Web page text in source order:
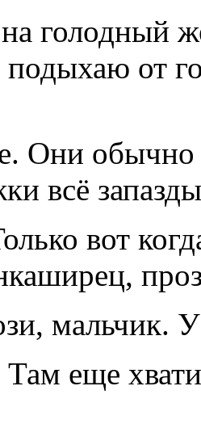
голодный
от
Они обычно
всё
вот
мальчик.
еще